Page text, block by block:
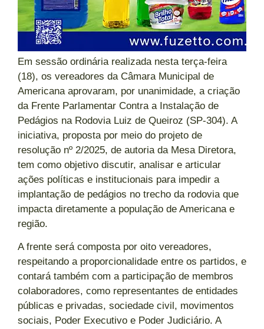
Em sessão ordinária realizada nesta terça-feira
(18), os vereadores da Câmara Municipal de
Americana aprovaram, por unanimidade, a criação
da Frente Parlamentar Contra a Instalação de
Pedágios na Rodovia Luiz de Queiroz (SP-304). A
iniciativa, proposta por meio do projeto de
resolução nº 2/2025, de autoria da Mesa Diretora,
tem como objetivo discutir, analisar e articular
ações políticas e institucionais para impedir a
implantação de pedágios no trecho da rodovia que
impacta diretamente a população de Americana e
região.
A frente será composta por oito vereadores,
respeitando a proporcionalidade entre os partidos, e
contará também com a participação de membros
colaboradores, como representantes de entidades
públicas e privadas, sociedade civil, movimentos
sociais, Poder Executivo e Poder Judiciário. A